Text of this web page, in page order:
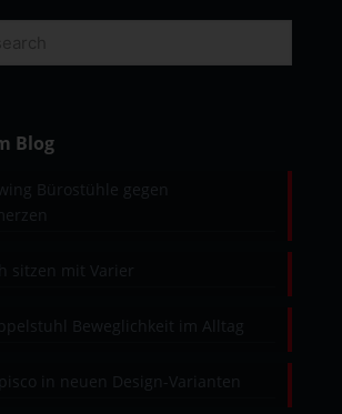
Blog
Bürostühle gegen
sitzen mit Varier
Beweglichkeit im Alltag
in neuen Design-Varianten